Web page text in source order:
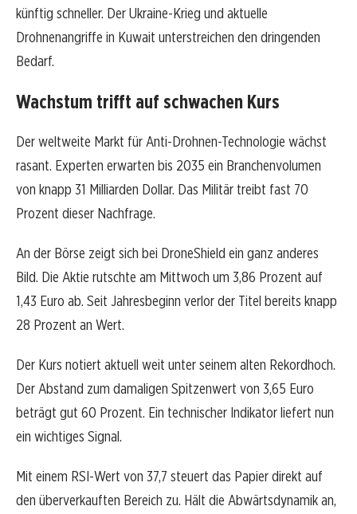
künftig schneller. Der Ukraine-Krieg und aktuelle
Drohnenangriffe in Kuwait unterstreichen den dringenden
Bedarf.
Wachstum trifft auf schwachen Kurs
Der weltweite Markt für Anti-Drohnen-Technologie wächst
rasant. Experten erwarten bis 2035 ein Branchenvolumen
von knapp 31 Milliarden Dollar. Das Militär treibt fast 70
Prozent dieser Nachfrage.
An der Börse zeigt sich bei DroneShield ein ganz anderes
Bild. Die Aktie rutschte am Mittwoch um 3,86 Prozent auf
1,43 Euro ab. Seit Jahresbeginn verlor der Titel bereits knapp
28 Prozent an Wert.
Der Kurs notiert aktuell weit unter seinem alten Rekordhoch.
Der Abstand zum damaligen Spitzenwert von 3,65 Euro
beträgt gut 60 Prozent. Ein technischer Indikator liefert nun
ein wichtiges Signal.
Mit einem RSI-Wert von 37,7 steuert das Papier direkt auf
den überverkauften Bereich zu. Hält die Abwärtsdynamik an,